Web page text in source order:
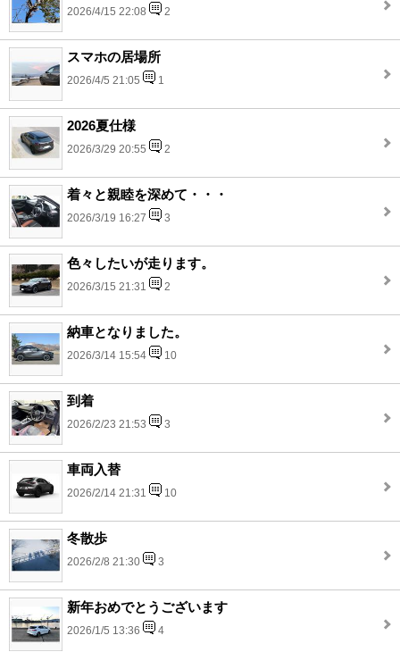
2026/4/15 22:08 2
スマホの居場所
2026/4/5 21:05 1
2026夏仕様
2026/3/29 20:55 2
着々と親睦を深めて・・・
2026/3/19 16:27 3
色々したいが走ります。
2026/3/15 21:31 2
納車となりました。
2026/3/14 15:54 10
到着
2026/2/23 21:53 3
車両入替
2026/2/14 21:31 10
冬散歩
2026/2/8 21:30 3
新年おめでとうございます
2026/1/5 13:36 4